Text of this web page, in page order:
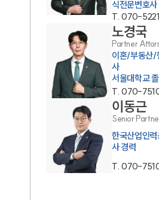
센터소개
센터소개
대륜의 강점
오시는 길
글로벌 파트너 로펌
고객의 소리
통합검색
식전문변호사
T.070-
노경국
Partner
이혼/부동산/
사
서울대학교
T.070-
이동근
Senior
한국산업인
사 경력
T.070-